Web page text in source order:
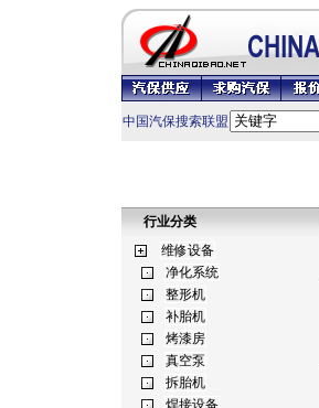
中国汽保搜索联盟
行业分类